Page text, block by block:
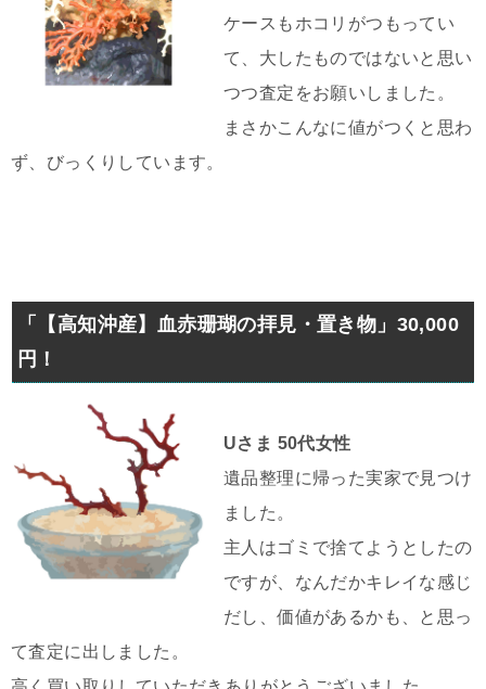
ケースもホコリがつもってい
て、大したものではないと思い
つつ査定をお願いしました。
まさかこんなに値がつくと思わ
ず、びっくりしています。
「【高知沖産】血赤珊瑚の拝見・置き物」30,000
円！
Uさま 50代女性
遺品整理に帰った実家で見つけ
ました。
主人はゴミで捨てようとしたの
ですが、なんだかキレイな感じ
だし、価値があるかも、と思っ
て査定に出しました。